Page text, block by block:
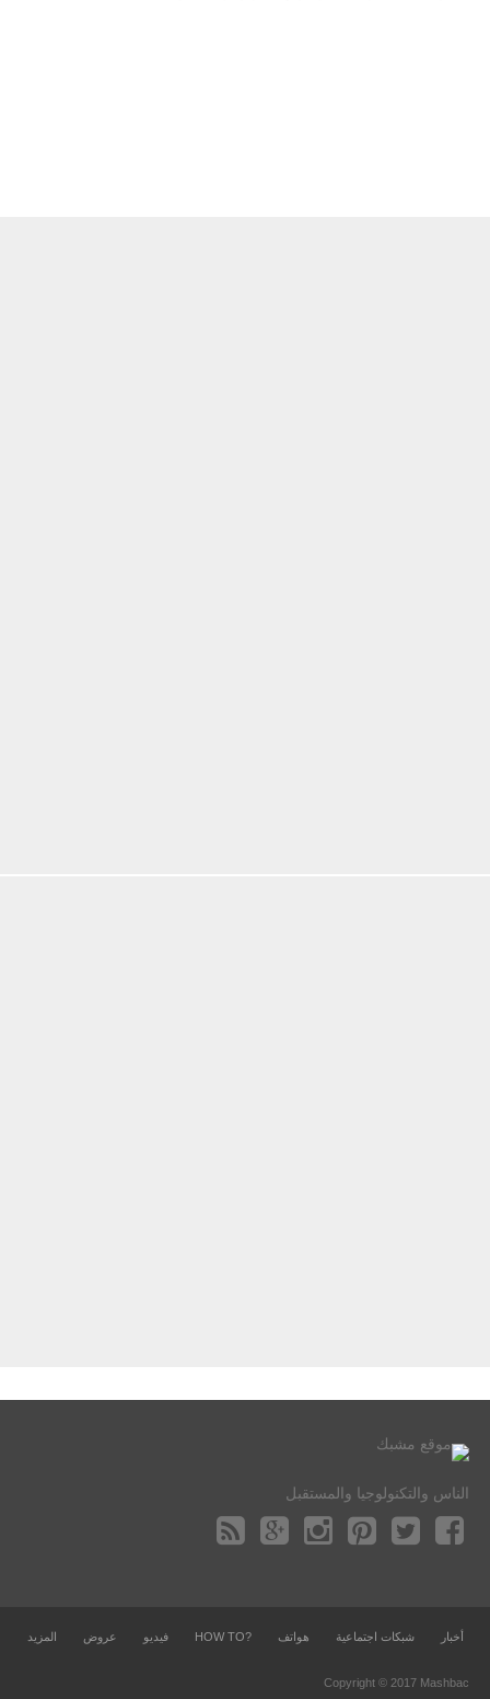
الناس والتكنولوجيا والمستقبل
أخبار شبكات اجتماعية هواتف ?HOW TO فيديو عروض المزيد
Copyright © 2017 Mashbac